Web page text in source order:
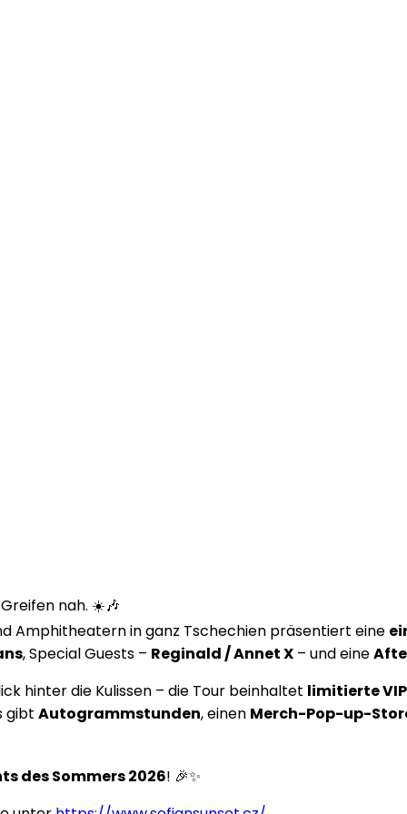
nah. ☀️🎶
Amphitheatern in ganz Tschechien präsentiert eine
, Special Guests – Reginald / Annet X – und eine
hinter die Kulissen – die Tour beinhaltet limitierte
gibt Autogrammstunden, einen Merch-Pop-up-
des Sommers 2026! 🎉✨